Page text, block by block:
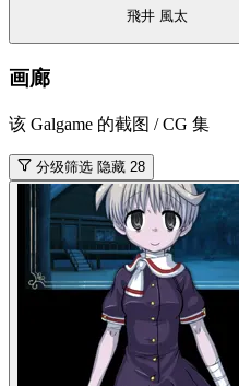
飛井 風太
画廊
该 Galgame 的截图 / CG 集
分级筛选 隐藏 28